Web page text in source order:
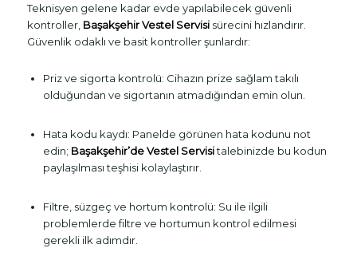
Teknisyen gelene kadar evde yapılabilecek güvenli
kontroller, Başakşehir Vestel Servisisürecini hızlandırır.
Güvenlik odaklı ve basit kontroller şunlardır:
Priz ve sigorta kontrolü: Cihazın prize sağlam takılı
olduğundan ve sigortanın atmadığından emin olun.
Hata kodu kaydı: Panelde görünen hata kodunu not
edin; Başakşehir’de Vestel Servisitalebinizde bu kodun
paylaşılması teşhisi kolaylaştırır.
Filtre, süzgeç ve hortum kontrolü: Su ile ilgili
problemlerde filtre ve hortumun kontrol edilmesi
gerekli ilk adımdır.